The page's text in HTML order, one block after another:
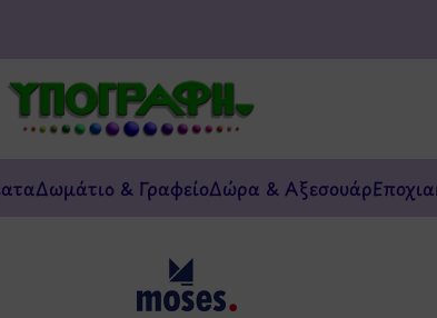
Δωμάτιο & ΓραφείοΔώρα & Αξεσουάρ